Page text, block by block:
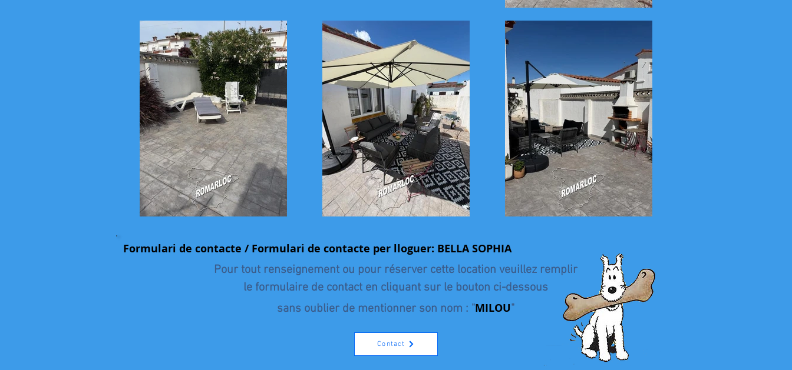
Formulari de contacte / Formulari de contacte per lloguer: BELLA SOPHIA
Pour tout renseignement ou pour réserver cette location veuillez remplir
le formulaire de contact en cliquant sur le bouton ci-dessous
sans oublier de mentionner son nom : "MILOU"
Contact